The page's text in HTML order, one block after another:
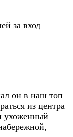
за вход
он в наш топ
из центра
ухоженный